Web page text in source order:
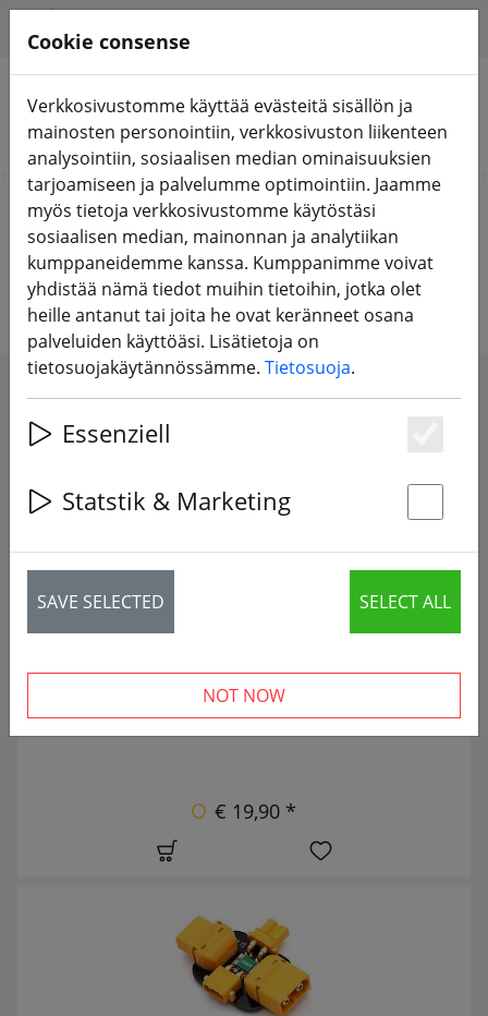
Hae tuotteita
Home Komponentit Tarvikkeet
Drone tarvikkeet
SHOW FILTERS
56 articles
UUSI
€ 19,90 *
Cookie consense
Verkkosivustomme käyttää evästeitä sisällön ja
mainosten personointiin, verkkosivuston liikenteen
analysointiin, sosiaalisen median ominaisuuksien
tarjoamiseen ja palvelumme optimointiin. Jaamme
myös tietoja verkkosivustomme käytöstäsi
sosiaalisen median, mainonnan ja analytiikan
kumppaneidemme kanssa. Kumppanimme voivat
yhdistää nämä tiedot muihin tietoihin, jotka olet
heille antanut tai joita he ovat keränneet osana
palveluiden käyttöäsi. Lisätietoja on
tietosuojakäytännössämme. Tietosuoja.
Essenziell
Statstik & Marketing
SAVE SELECTED SELECT ALL
NOT NOW